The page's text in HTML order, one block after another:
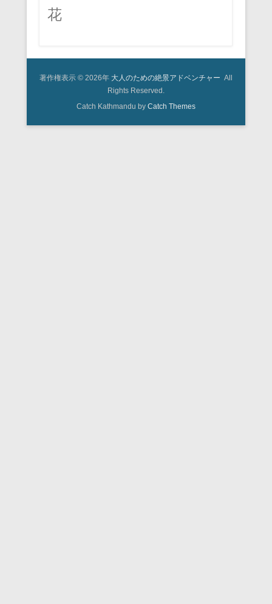
花
著作権表示 © 2026年 大人のための絶景アドベンチャー All
Rights Reserved.
Catch Kathmandu by Catch Themes